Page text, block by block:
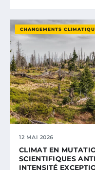
CHANGEMENTS
12 MAI 2026
CLIMAT EN
SCIENTIFIQUES
INTENSITÉ